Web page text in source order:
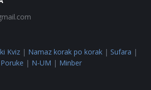
Kviz | Namaz korak po korak | Sufara |
| N-UM | Minber